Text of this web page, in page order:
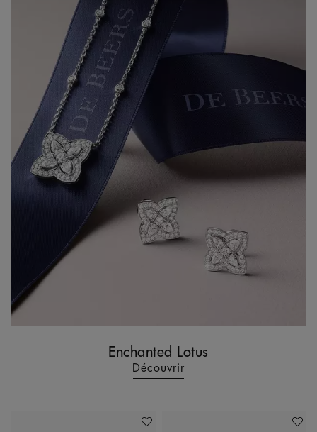
Ajouter À Ma Wishlist
Enchanted Lotus
Découvrir